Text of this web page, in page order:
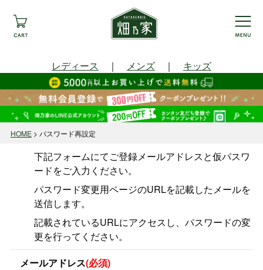
レディース ｜ メンズ ｜ キッズ
HOME パスワード再設定
下記フォームにてご登録メールアドレスと仮パスワ
ードをご入力ください。
パスワード変更用ページのURLを記載したメールを
送信します。
記載されているURLにアクセスし、パスワードの変
更を行ってください。
メールアドレス(必須)